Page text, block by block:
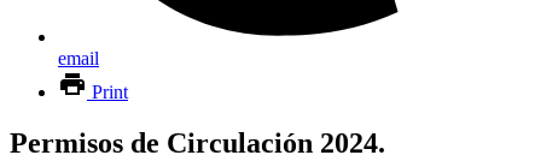
email
Print
Permisos de Circulación 2024.